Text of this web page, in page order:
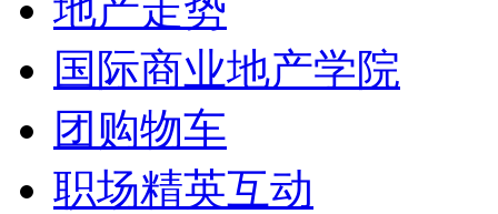
国际商业地产学院
团购物车
职场精英互动